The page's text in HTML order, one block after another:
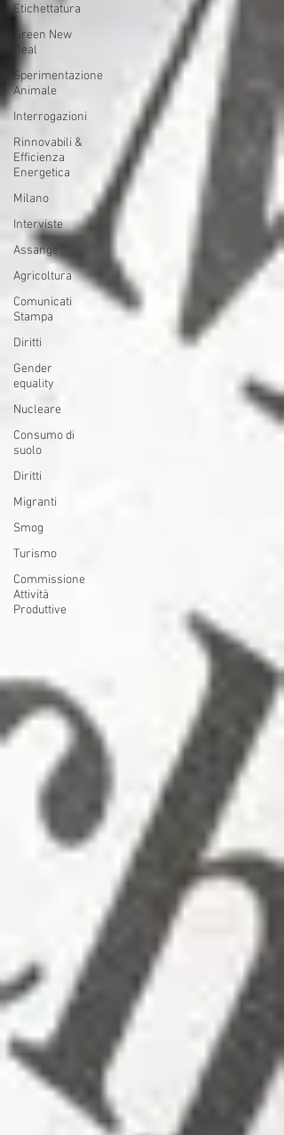
Etichettatura
Green New
Deal
Sperimentazione
Animale
Interrogazioni
Rinnovabili &
Efficienza
Energetica
Milano
Interviste
Assange
Agricoltura
Comunicati
Stampa
Diritti
Gender
equality
Nucleare
Consumo di
suolo
Diritti
Migranti
Smog
Turismo
Commissione
Attività
Produttive